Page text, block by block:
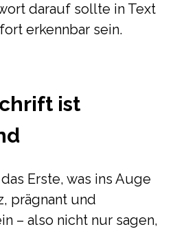
darauf sollte in Text
erkennbar sein.
ist
Erste, was ins Auge
prägnant und
– also nicht nur sagen,